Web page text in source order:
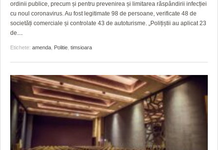
ordinii publice, precum și pentru prevenirea și limitarea răspândirii infecției
cu noul coronavirus. Au fost legitimate 98 de persoane, verificate 48 de
societăți comerciale și controlate 43 de autoturisme. „Polițiștii au aplicat 23
de…
Etichete: amenda, Politie, timsioara